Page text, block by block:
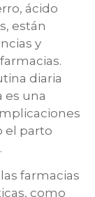
ácido
están
y
diaria
es una
el parto
farmacias
como